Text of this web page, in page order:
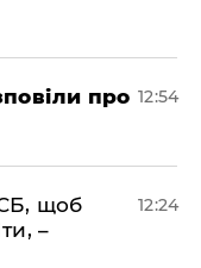
про 12:54
щоб
–
12:24